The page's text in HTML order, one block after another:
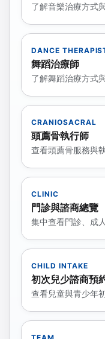
了解音樂治療方式
DANCE
舞蹈治療師
了解舞蹈治療方式
CRANIOSACRAL
頭薦骨執行師
查看頭薦骨服務與
CLINIC
門診與諮商總覽
集中查看門診、成
CHILD INTAKE
初次兒少諮商預
查看兒童與青少年